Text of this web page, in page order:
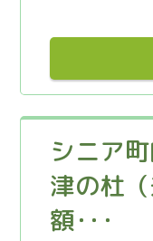
シニア
津の杜
額･･･